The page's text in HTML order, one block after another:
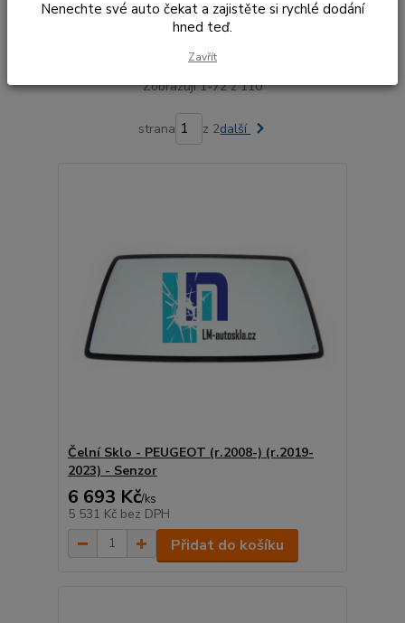
Zobrazuji 1-72 z 110
strana z 2další
Čelní Sklo - PEUGEOT (r.2008-) (r.2019-
2023) - Senzor
6 693 Kč/ks
5 531 Kč bez DPH
Přidat do košíku
Nenechte své auto čekat a zajistěte si rychlé dodání
hned teď.
Zavřít